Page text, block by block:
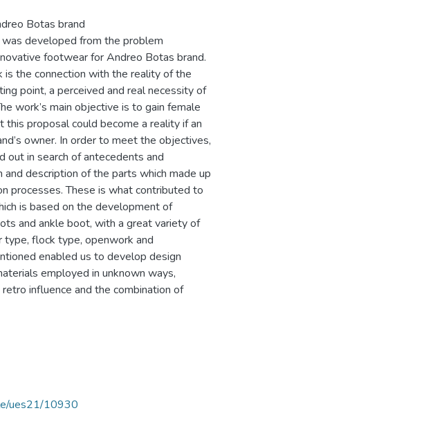
Botas brand
developed from the problem
footwear for Andreo Botas brand.
the connection with the reality of the
point, a perceived and real necessity of
work’s main objective is to gain female
proposal could become a reality if an
owner. In order to meet the objectives,
out in search of antecedents and
description of the parts which made up
processes. These is what contributed to
is based on the development of
and ankle boot, with a great variety of
type, flock type, openwork and
enabled us to develop design
employed in unknown ways,
influence and the combination of
ues21/10930